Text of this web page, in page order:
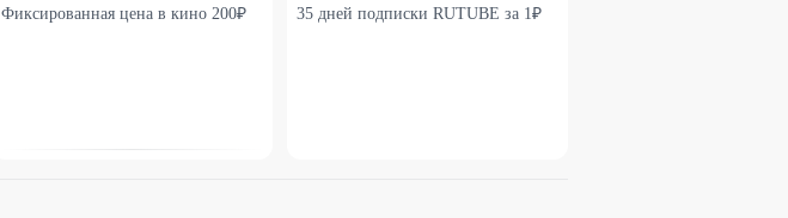
Фиксированная цена в кино 200₽
35 дней подписки RUTUBE за 1₽